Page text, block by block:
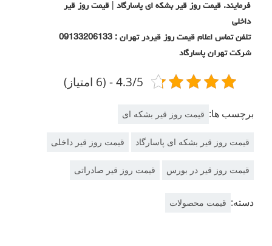
فرمایند. قیمت روز قیر بشکه ای پاسارگاد | قیمت روز قیر
داخلی
تلفن تماس اعلام قیمت روز قیردر تهران : 09133206133
شرکت تهران پاسارگاد
4.3/5 - (6 امتیاز)
برچسب ها: قیمت روز قیر بشکه ای
قیمت روز قیر بشکه ای پاسارگاد قیمت روز قیر داخلی
قیمت روز قیر در بورس قیمت روز قیر صادراتی
دسته: قیمت محصولات